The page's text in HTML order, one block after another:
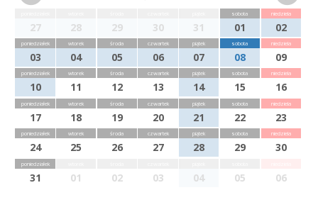
27 28 29 30 31
sobota
01
niedziela
02
poniedziałek
03
wtorek
04
środa
05
czwartek
06
piątek
07
sobota
08
niedziela
09
poniedziałek
10
wtorek
11
środa
12
czwartek
13
piątek
14
sobota
15
niedziela
16
poniedziałek
17
wtorek
18
środa
19
czwartek
20
piątek
21
sobota
22
niedziela
23
poniedziałek
24
wtorek
25
środa
26
czwartek
27
piątek
28
sobota
29
niedziela
30
poniedziałek
31 01 02 03 04 05 06